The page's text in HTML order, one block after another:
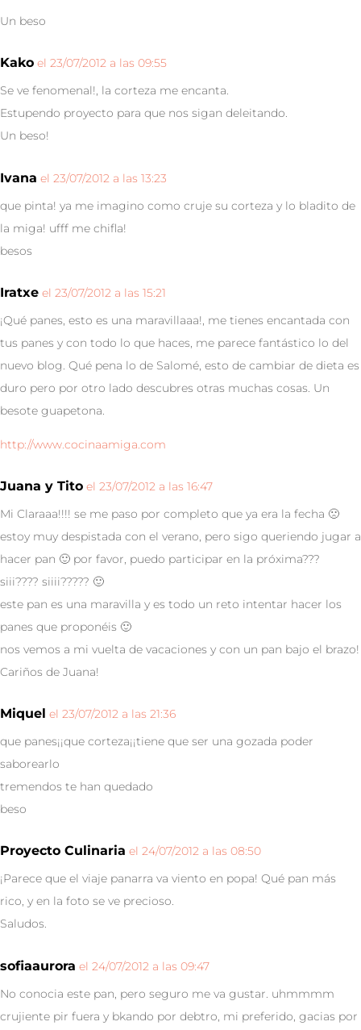
Un beso
Kako el 23/07/2012 a las 09:55
Se ve fenomenal!, la corteza me encanta.
Estupendo proyecto para que nos sigan deleitando.
Un beso!
Ivana el 23/07/2012 a las 13:23
que pinta! ya me imagino como cruje su corteza y lo bladito de
la miga! ufff me chifla!
besos
Iratxe el 23/07/2012 a las 15:21
¡Qué panes, esto es una maravillaaa!, me tienes encantada con
tus panes y con todo lo que haces, me parece fantástico lo del
nuevo blog. Qué pena lo de Salomé, esto de cambiar de dieta es
duro pero por otro lado descubres otras muchas cosas. Un
besote guapetona.
http://www.cocinaamiga.com
Juana y Tito el 23/07/2012 a las 16:47
Mi Claraaa!!!! se me paso por completo que ya era la fecha 🙁
estoy muy despistada con el verano, pero sigo queriendo jugar a
hacer pan 🙂 por favor, puedo participar en la próxima???
siii???? siiii????? 🙂
este pan es una maravilla y es todo un reto intentar hacer los
panes que proponéis 🙂
nos vemos a mi vuelta de vacaciones y con un pan bajo el brazo!
Cariños de Juana!
Miquel el 23/07/2012 a las 21:36
que panes¡¡que corteza¡¡tiene que ser una gozada poder
saborearlo
tremendos te han quedado
beso
Proyecto Culinaria el 24/07/2012 a las 08:50
¡Parece que el viaje panarra va viento en popa! Qué pan más
rico, y en la foto se ve precioso.
Saludos.
sofiaaurora el 24/07/2012 a las 09:47
No conocia este pan, pero seguro me va gustar. uhmmmm
crujiente pir fuera y bkando por debtro, mi preferido, gacias por